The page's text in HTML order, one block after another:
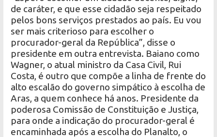
de caráter, e que esse cidadão seja respeitado
pelos bons serviços prestados ao país. Eu vou
ser mais criterioso para escolher o
procurador-geral da República”, disse o
presidente em outra entrevista. Baiano como
Wagner, o atual ministro da Casa Civil, Rui
Costa, é outro que compõe a linha de frente do
alto escalão do governo simpático à escolha de
Aras, a quem conhece há anos. Presidente da
poderosa Comissão de Constituição e Justiça,
para onde a indicação do procurador-geral é
encaminhada após a escolha do Planalto, o